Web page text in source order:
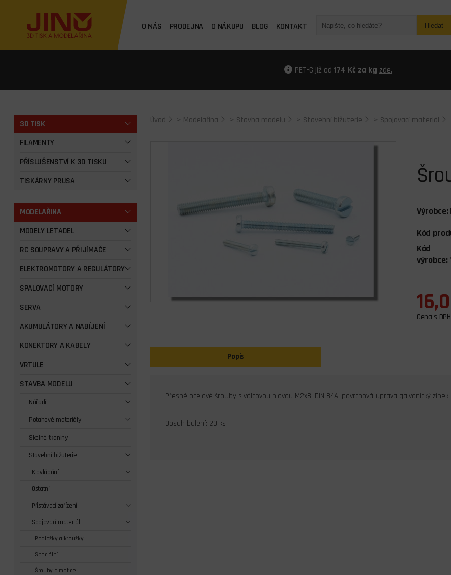
O NÁS PRODEJNA O NÁKUPU BLOG KONTAKT Hledat
PET-G již od 174 Kč za kg zde.
3D TISK
FILAMENTY
PŘÍSLUŠENSTVÍ K 3D TISKU
TISKÁRNY PRUSA
MODELAŘINA
MODELY LETADEL
RC SOUPRAVY A PŘIJÍMAČE
ELEKTROMOTORY A REGULÁTORY
SPALOVACÍ MOTORY
SERVA
AKUMULÁTORY A NABÍJENÍ
KONEKTORY A KABELY
VRTULE
STAVBA MODELU
Nářadí
Potahové materiály
Skelné tkaniny
Stavební bižuterie
K ovládání
Ostatní
Přistávací zařízení
Spojovací materiál
Podložky a kroužky
Speciální
Šrouby a matice
Úvod > Modelařina > Stavba modelu > Stavební bižuterie > Spojovací materiál
Výrobce:
Kód
Kód
výrobce:
Cena s DPH
Popis
Přesné ocelové šrouby s válcovou hlavou M2x8, DIN 84A, povrchová úprava galvanický zinek.
Obsah balení: 20 ks